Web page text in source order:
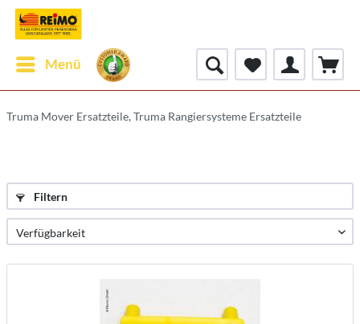
Menü
Truma Mover Ersatzteile, Truma Rangiersysteme Ersatzteile
Filtern